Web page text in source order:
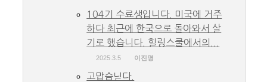
104기 수료생입니다. 미국에 거주
하다 최근에 한국으로 돌아와서 살
기로 했습니다. 힐링스쿨에서의...
2025.3.5 이진명
고맙슴닏다.